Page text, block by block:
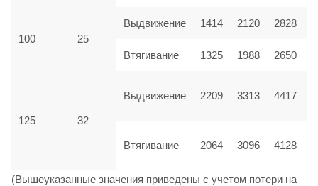
100 25
Выдвижение 1414 2120 2828
Втягивание 1325 1988 2650
125 32
Выдвижение 2209 3313 4417
Втягивание 2064 3096 4128
(Вышеуказанные значения приведены с учетом потери на